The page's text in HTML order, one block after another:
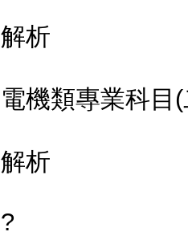
解析
電機類專業科目
解析
?